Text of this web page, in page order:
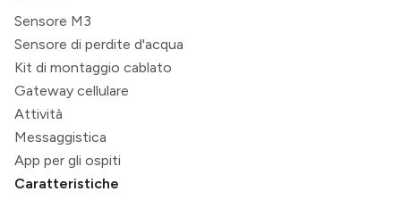
Sensore M3
Sensore di perdite d'acqua
Kit di montaggio cablato
Gateway cellulare
Attività
Messaggistica
App per gli ospiti
Caratteristiche